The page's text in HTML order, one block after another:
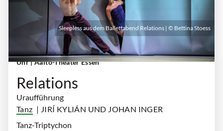
Sonntag, 18. Oktober 2026 | 18:00 Uhr - 20:00
Uhr| Aalto-Theater Essen
Relations
Uraufführung
Tanz | JIRÍ KYLIÁN UND JOHAN INGER
Tanz-Triptychon
Sleepless aus dem Ballettabend Relations | © Bettina Stoess